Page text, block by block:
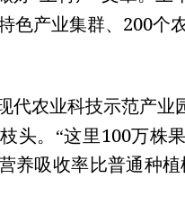
色产业集群、 200个
农业科技示范产业
头。“这里100万株
养吸收率比普通种